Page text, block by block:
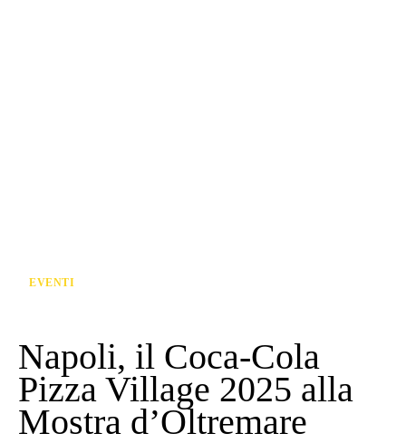
EVENTI
Napoli, il Coca-Cola
Pizza Village 2025 alla
Mostra d’Oltremare